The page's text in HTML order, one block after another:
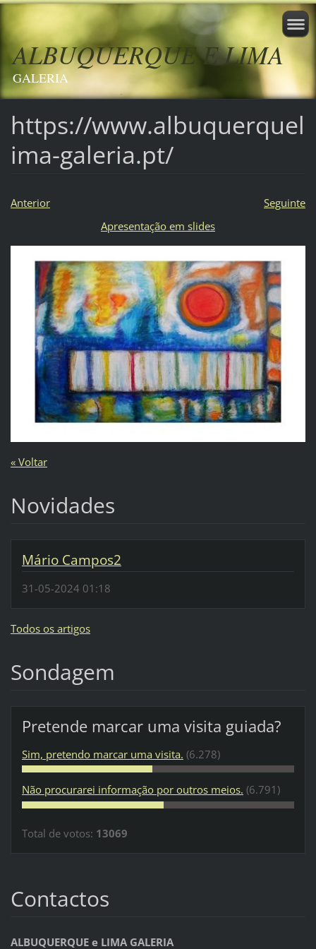
ALBUQUERQUE E LIMA
GALERIA
https://www.albuquerquel
ima-galeria.pt/
Anterior
Seguinte
Apresentação em slides
« Voltar
Novidades
Mário Campos2
31-05-2024 01:18
Todos os artigos
Sondagem
Pretende marcar uma visita guiada?
Sim, pretendo marcar uma visita. (6.278)
Não procurarei informação por outros meios. (6.791)
Total de votos: 13069
Contactos
ALBUQUERQUE e LIMA GALERIA